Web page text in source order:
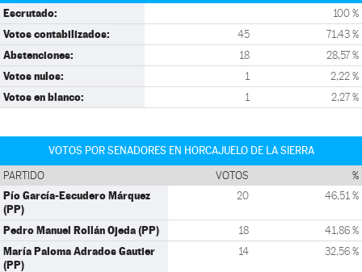
Escrutado: 100 %
Votos contabilizados: 45 71,43 %
Abstenciones: 18 28,57 %
Votos nulos: 1 2,22 %
Votos en blanco: 1 2,27 %
VOTOS POR SENADORES EN HORCAJUELO DE LA SIERRA
PARTIDO VOTOS %
Pío García-Escudero Márquez
(PP)
20 46,51 %
Pedro Manuel Rollán Ojeda (PP) 18 41,86 %
María Paloma Adrados Gautier
(PP)
14 32,56 %